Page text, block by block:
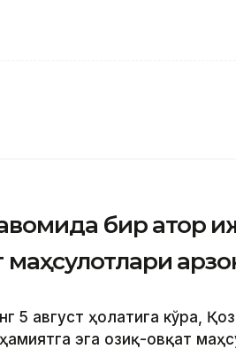
бир қатор
маҳсулотлари
5 август ҳолатига кўра,
эга озиқ-овқат